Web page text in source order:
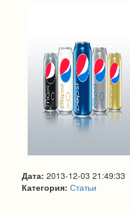
Дата: 2013-12-03 21:49:33
Категория: Статьи